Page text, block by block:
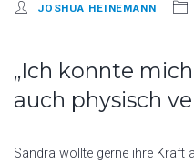
JOSHUA HEINEMANN
„Ich konnte
auch physisch
Sandra wollte gerne ihre Kraft